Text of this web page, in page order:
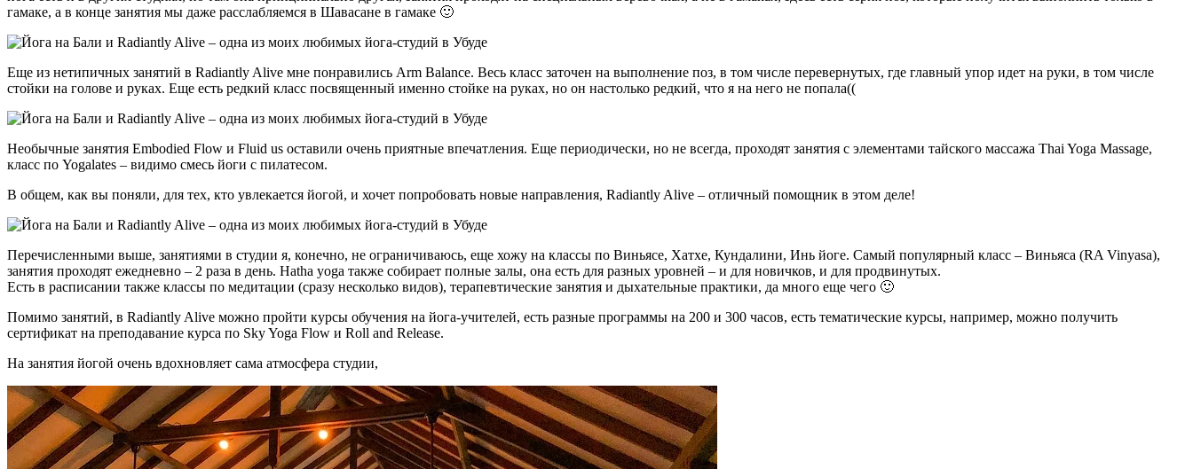
гамаке, а в конце занятия мы даже расслабляемся в Шавасане в гамаке 🙂
Еще из нетипичных занятий в Radiantly Alive мне понравились Arm Balance. Весь класс заточен на выполнение поз, в том числе перевернутых, где главный упор идет на руки, в том числе
стойки на голове и руках. Еще есть редкий класс посвященный именно стойке на руках, но он настолько редкий, что я на него не попала((
Необычные занятия Embodied Flow и Fluid us оставили очень приятные впечатления. Еще периодически, но не всегда, проходят занятия с элементами тайского массажа Thai Yoga Massage,
класс по Yogalates – видимо смесь йоги с пилатесом.
В общем, как вы поняли, для тех, кто увлекается йогой, и хочет попробовать новые направления, Radiantly Alive – отличный помощник в этом деле!
Перечисленными выше, занятиями в студии я, конечно, не ограничиваюсь, еще хожу на классы по Виньясе, Хатхе, Кундалини, Инь йоге. Самый популярный класс – Виньяса (RA Vinyasa),
занятия проходят ежедневно – 2 раза в день. Hatha yoga также собирает полные залы, она есть для разных уровней – и для новичков, и для продвинутых.
Есть в расписании также классы по медитации (сразу несколько видов), терапевтические занятия и дыхательные практики, да много еще чего 🙂
Помимо занятий, в Radiantly Alive можно пройти курсы обучения на йога-учителей, есть разные программы на 200 и 300 часов, есть тематические курсы, например, можно получить
сертификат на преподавание курса по Sky Yoga Flow и Roll and Release.
На занятия йогой очень вдохновляет сама атмосфера студии,